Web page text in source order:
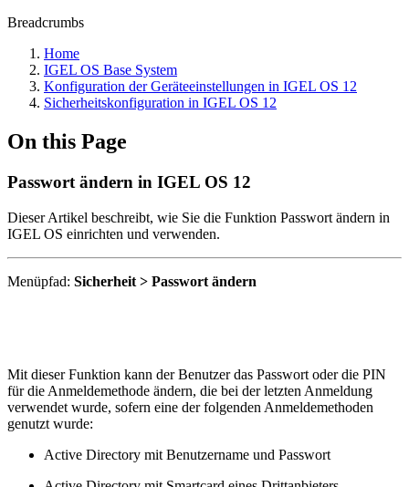
Breadcrumbs
Home
IGEL OS Base System
Konfiguration der Geräteeinstellungen in IGEL OS 12
Sicherheitskonfiguration in IGEL OS 12
On this Page
Passwort ändern in IGEL OS 12
Dieser Artikel beschreibt, wie Sie die Funktion Passwort ändern in
IGEL OS einrichten und verwenden.
Menüpfad: Sicherheit > Passwort ändern
Mit dieser Funktion kann der Benutzer das Passwort oder die PIN
für die Anmeldemethode ändern, die bei der letzten Anmeldung
verwendet wurde, sofern eine der folgenden Anmeldemethoden
genutzt wurde:
Active Directory mit Benutzername und Passwort